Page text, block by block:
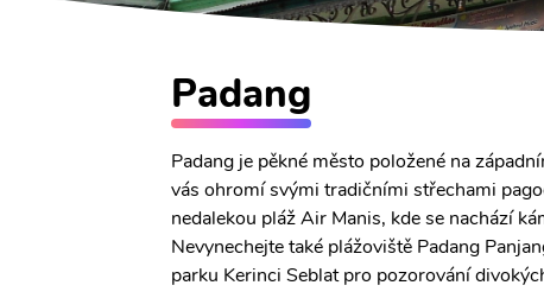
Padang
Padang je pěkné město položené na
vás ohromí svými tradičními střechami
nedalekou pláž Air Manis, kde se nachází
Nevynechejte také plážoviště Padang
parku Kerinci Seblat pro pozorování